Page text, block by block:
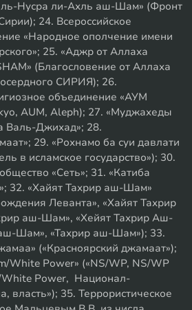
Нусра ли-Ахль аш-Шам» (Фронт
24. Всероссийское
«Народное ополчение имени
25. «Аджр от Аллаха
(Благословение от Аллаха
СИРИЯ); 26.
объединение «АУМ
AUM, Aleph); 27. «Муджахеды
Валь-Джихад»; 28.
29. «Рохнамо ба суи давлати
в исламское государство»); 30.
«Сеть»; 31. «Катиба
32. «Хайят Тахрир аш-Шам»
Леванта», «Хайят Тахрир
аш-Шам», «Хейят Тахрир Аш-
Шам», «Тахрир аш-Шам»); 33.
(«Красноярский джамаат»);
White Power» («NS/WP, NS/WP
White Power, Национал-
власть»); 35. Террористическое